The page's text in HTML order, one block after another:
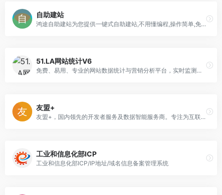
自助建站
鸿途自助建站为您提供一键式自助建站,不用懂编程,操作简单,免费建站,提供千套源码和模板,一分钟轻松搭建一个属于自己的网站！
51.LA网站统计V6
免费、易用、专业的网站数据统计与营销分析平台，实时监测，精准洞察，专注用户行为分析，助力业务增长，提供更加精准全面的来路统计分析、数据报表可视化、网站分析能力
友盟+
友盟+，国内领先的开发者服务及数据智能服务商。专注为互联网企业提供一站式数据分析运营服务近10年。截至2021年已累计服务230万移动应用和950万家网站。19
工业和信息化部ICP
工业和信息化部ICP/IP地址/域名信息备案管理系统